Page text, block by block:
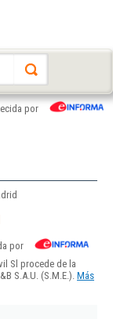
por
por
Sl procede de la
S.A.U. (S.M.E.). Más